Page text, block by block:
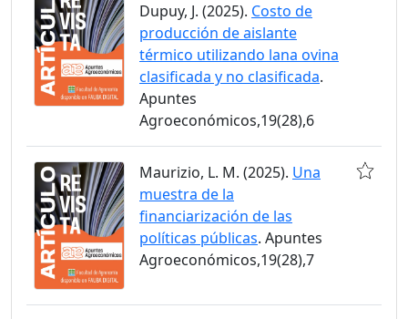
Dupuy, J. (2025). Costo de
producción de aislante
térmico utilizando lana ovina
clasificada y no clasificada.
Apuntes
Agroeconómicos,19(28),6
Maurizio, L. M. (2025). Una
muestra de la
financiarización de las
políticas públicas. Apuntes
Agroeconómicos,19(28),7